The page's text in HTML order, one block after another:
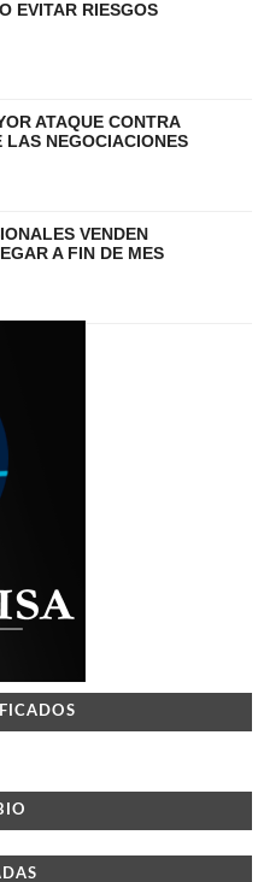
EVITAR RIESGOS
ATAQUE CONTRA
LAS NEGOCIACIONES
VENDEN
A FIN DE MES